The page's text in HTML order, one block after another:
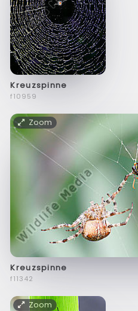
Kreuzspinne
f10959
Zoom
Kreuzspinne
f11342
Zoom